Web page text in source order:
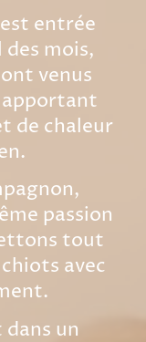
entrée
des mois,
venus
de chaleur
passion
tout
avec
un